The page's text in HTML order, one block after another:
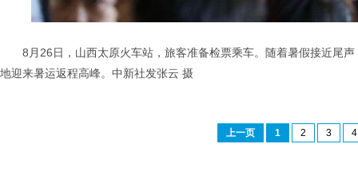
8月26日，山西太原火车站，旅客准备检票乘车。随着暑假接近尾
地迎来暑运返程高峰。中新社发张云 摄
上一页 1 2 3 4